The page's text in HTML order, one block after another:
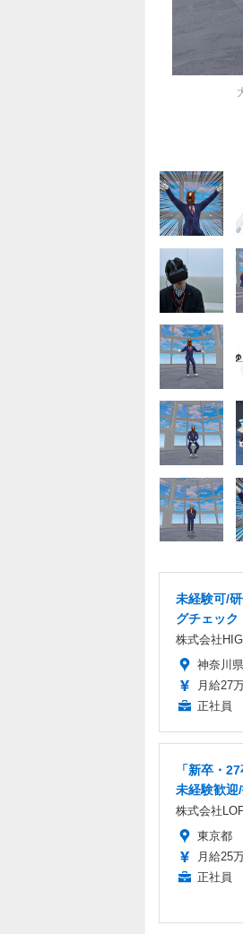
未経験可/
グチェック
株式会社
神奈川県
月給27
正社員
「新卒・
未経験歓迎
株式会社
東京都
月給25
正社員